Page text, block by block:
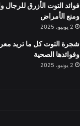
فوائد التوت الأزرق للرجال
ومنع الأمراض
2 يونيو، 2025
شجرة التوت كل ما تريد
وفوائدها الصحية
2 يونيو، 2025